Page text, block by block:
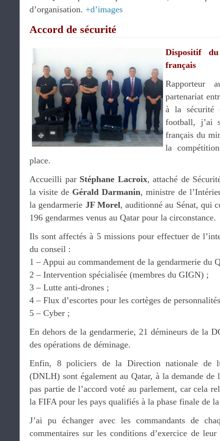
d’organisation. +d’images
Accord de sécurité
Dispositif
français
Rapporteur
partenariat
à la sécurité
football, j’ai
français du
la
place.
Accueilli par Stéphane Lacroix, attaché de
la visite de Gérald Darmanin, ministre de
la gendarmerie JF Morel, auditionné au Sénat, qui
196 gendarmes venus au Qatar pour la circonstance.
Ils sont affectés à 5 missions pour effectuer de
du conseil :
1 – Appui au commandement de la gendarmerie du
2 – Intervention spécialisée (membres du GIGN) ;
3 – Lutte anti-drones ;
4 – Flux d’escortes pour les cortèges de
5 – Cyber ;
En dehors de la gendarmerie, 21 démineurs de la
des opérations de déminage.
Enfin, 8 policiers de la Direction nationale de
(DNLH) sont également au Qatar, à la demande
pas partie de l’accord voté au parlement, car cela
la FIFA pour les pays qualifiés à la phase finale de
J’ai pu échanger avec les commandants de
commentaires sur les conditions d’exercice de